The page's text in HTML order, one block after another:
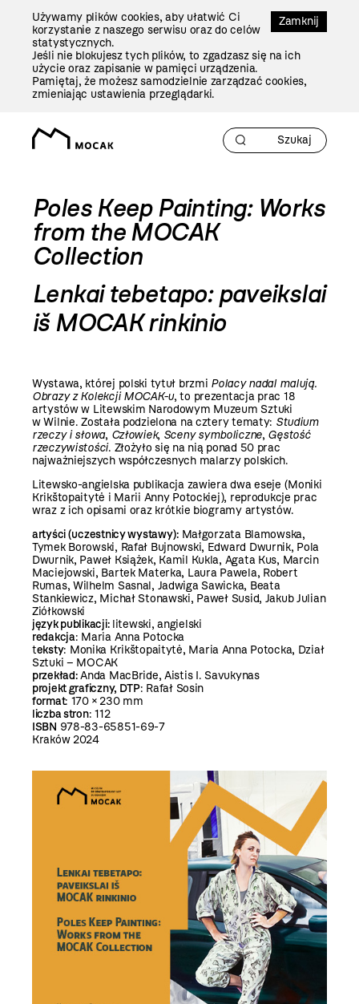
Zamknij
Używamy plików cookies, aby ułatwić Ci
korzystanie z naszego serwisu oraz do celów
statystycznych.
Jeśli nie blokujesz tych plików, to zgadzasz się na ich
użycie oraz zapisanie w pamięci urządzenia.
Pamiętaj, że możesz samodzielnie zarządzać cookies,
zmieniając ustawienia przeglądarki.
Poles Keep Painting: Works
from the MOCAK
Collection
Lenkai tebetapo: paveikslai
iš MOCAK rinkinio
Wystawa, której polski tytuł brzmi Polacy nadal malują.
Obrazy z Kolekcji MOCAK-u, to prezentacja prac 18
artystów w Litewskim Narodowym Muzeum Sztuki
w Wilnie. Została podzielona na cztery tematy: Studium
rzeczy i słowa, Człowiek, Sceny symboliczne, Gęstość
rzeczywistości. Złożyło się na nią ponad 50 prac
najważniejszych współczesnych malarzy polskich.
Litewsko-angielska publikacja zawiera dwa eseje (Moniki
Krikštopaitytė i Marii Anny Potockiej), reprodukcje prac
wraz z ich opisami oraz krótkie biogramy artystów.
artyści (uczestnicy wystawy):Małgorzata Blamowska,
Tymek Borowski, Rafał Bujnowski, Edward Dwurnik, Pola
Dwurnik, Paweł Książek, Kamil Kukla, Agata Kus, Marcin
Maciejowski, Bartek Materka, Laura Pawela, Robert
Rumas, Wilhelm Sasnal, Jadwiga Sawicka, Beata
Stankiewicz, Michał Stonawski, Paweł Susid, Jakub Julian
Ziółkowski
język publikacji:litewski, angielski
redakcja: Maria Anna Potocka
teksty: Monika Krikštopaitytė, Maria Anna Potocka, Dział
Sztuki – MOCAK
przekład:Anda MacBride, Aistis I. Savukynas
projekt graficzny, DTP: Rafał Sosin
format: 170 × 230 mm
liczba stron: 112
ISBN 978-83-65851-69-7
Kraków 2024